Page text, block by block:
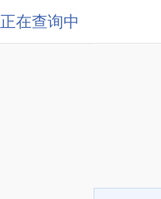
正在查询中